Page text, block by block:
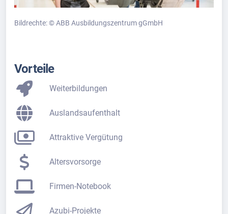
Bildrechte: © ABB Ausbildungszentrum gGmbH
Vorteile
Weiterbildungen
Auslandsaufenthalt
Attraktive Vergütung
Altersvorsorge
Firmen-Notebook
Azubi-Projekte